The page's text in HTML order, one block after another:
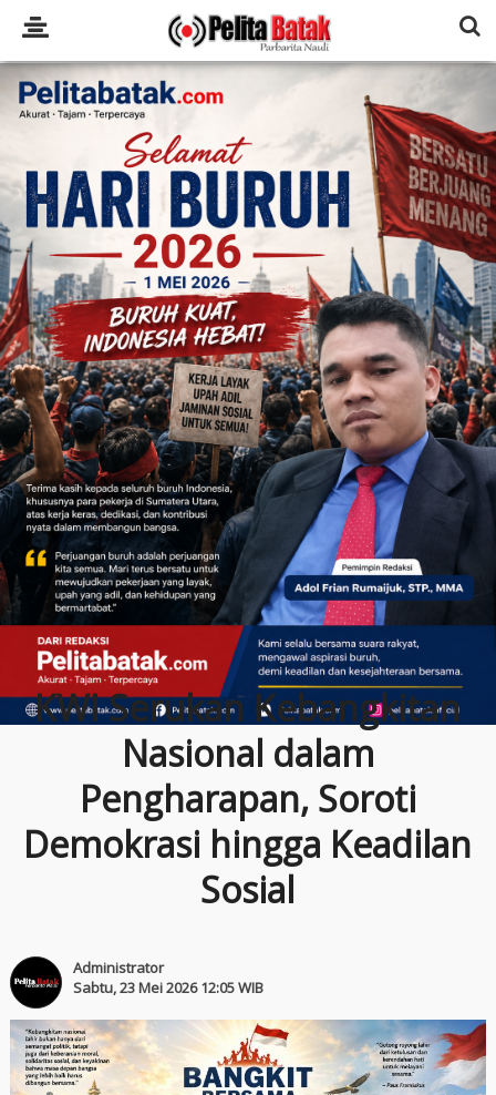
KWI Serukan Kebangkitan
Nasional dalam
Pengharapan, Soroti
Demokrasi hingga Keadilan
Sosial
Administrator
Sabtu, 23 Mei 2026 12:05 WIB